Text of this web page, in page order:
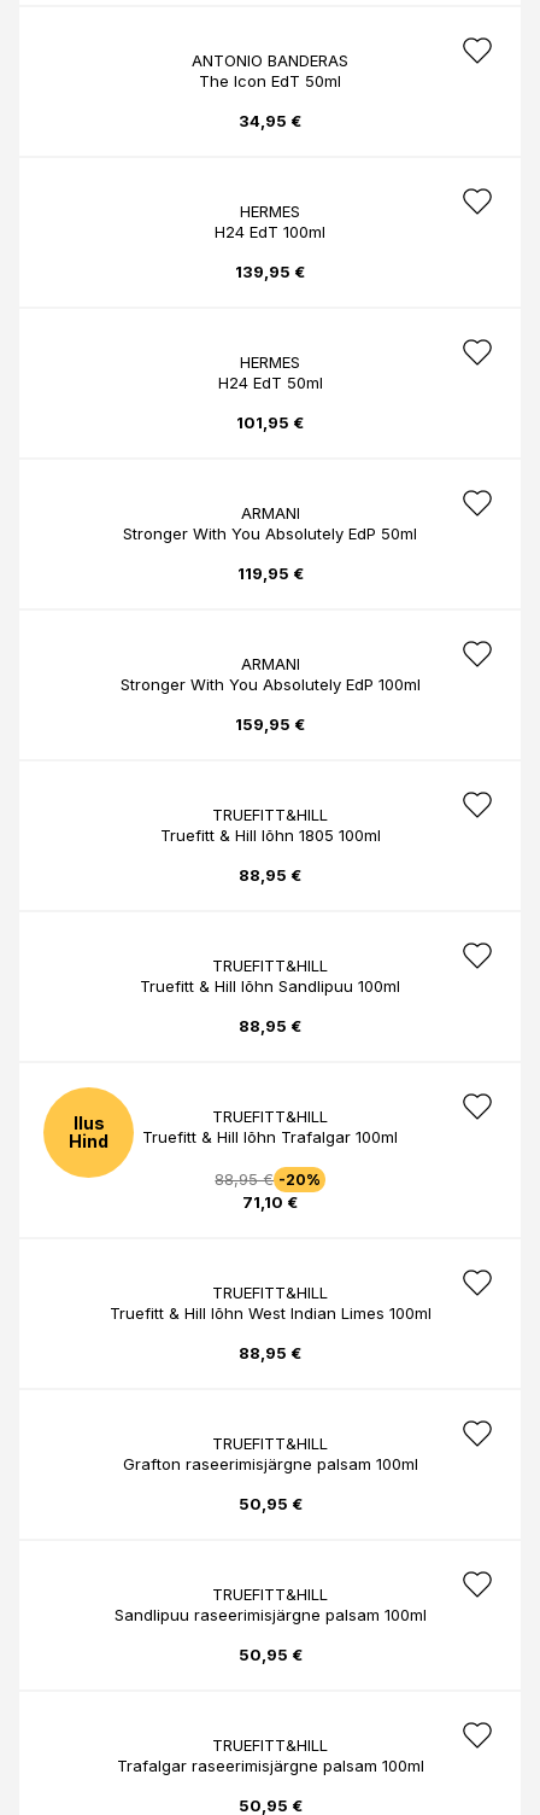
ANTONIO BANDERAS
The Icon EdT 50ml
34,95 €
HERMES
H24 EdT 100ml
139,95 €
HERMES
H24 EdT 50ml
101,95 €
ARMANI
Stronger With You Absolutely EdP 50ml
119,95 €
ARMANI
Stronger With You Absolutely EdP 100ml
159,95 €
TRUEFITT&HILL
Truefitt & Hill lõhn 1805 100ml
88,95 €
TRUEFITT&HILL
Truefitt & Hill lõhn Sandlipuu 100ml
88,95 €
Ilus
Hind
TRUEFITT&HILL
Truefitt & Hill lõhn Trafalgar 100ml
88,95 € -20%
71,10 €
TRUEFITT&HILL
Truefitt & Hill lõhn West Indian Limes 100ml
88,95 €
TRUEFITT&HILL
Grafton raseerimisjärgne palsam 100ml
50,95 €
TRUEFITT&HILL
Sandlipuu raseerimisjärgne palsam 100ml
50,95 €
TRUEFITT&HILL
Trafalgar raseerimisjärgne palsam 100ml
50,95 €